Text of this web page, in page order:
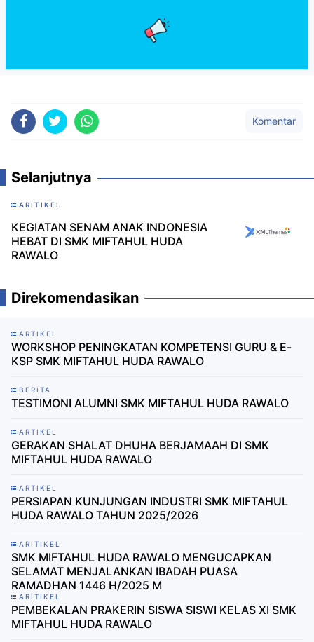
Komentar
Selanjutnya
ARITIKEL
KEGIATAN SENAM ANAK INDONESIA
HEBAT DI SMK MIFTAHUL HUDA
RAWALO
Direkomendasikan
ARTIKEL
WORKSHOP PENINGKATAN KOMPETENSI GURU & E-
KSP SMK MIFTAHUL HUDA RAWALO
BERITA
TESTIMONI ALUMNI SMK MIFTAHUL HUDA RAWALO
ARTIKEL
GERAKAN SHALAT DHUHA BERJAMAAH DI SMK
MIFTAHUL HUDA RAWALO
ARTIKEL
PERSIAPAN KUNJUNGAN INDUSTRI SMK MIFTAHUL
HUDA RAWALO TAHUN 2025/2026
ARITIKEL
SMK MIFTAHUL HUDA RAWALO MENGUCAPKAN
SELAMAT MENJALANKAN IBADAH PUASA
RAMADHAN 1446 H/2025 M
ARITIKEL
PEMBEKALAN PRAKERIN SISWA SISWI KELAS XI SMK
MIFTAHUL HUDA RAWALO